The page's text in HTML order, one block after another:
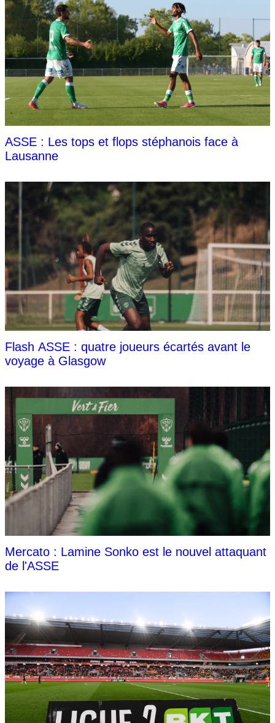
ASSE : Les tops et flops stéphanois face à
Lausanne
Flash ASSE : quatre joueurs écartés avant le
voyage à Glasgow
Mercato : Lamine Sonko est le nouvel attaquant
de l'ASSE